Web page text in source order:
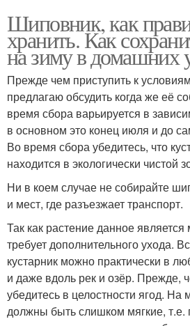
Шиповник, как
хранить. Как
на зиму в домашних
Прежде чем приступить к
предлагаю обсудить когда же её
время сбора варьируется в
в основном это конец июля и до
Во время сбора убедитесь, что
находится в экологически чистой
Ни в коем случае не собирайте
и мест, где разъезжает транспорт.
Так как растение данное
требует дополнительного ухода.
кустарник можно практически в
и даже вдоль рек и озёр. Прежде,
убедитесь в целостности ягод.
должны быть слишком мягкие,